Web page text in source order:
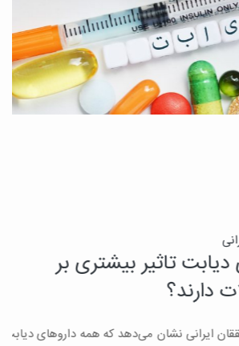
تاثیر بیشتری بر
ایرانی نشان می‌دهد که همه داروهای دیابت